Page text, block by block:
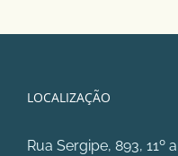
LOCALIZAÇÃO
Rua Sergipe, 893, 11º